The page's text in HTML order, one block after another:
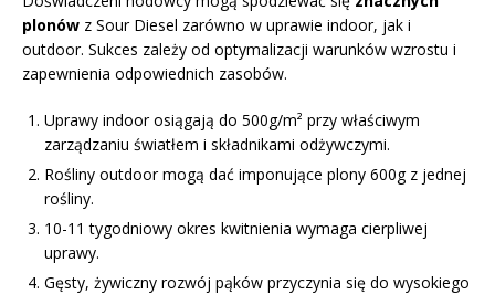
plonów z Sour Diesel zarówno w uprawie indoor, jak i
outdoor. Sukces zależy od optymalizacji warunków wzrostu i
zapewnienia odpowiednich zasobów.
Uprawy indoor osiągają do 500g/m² przy właściwym
zarządzaniu światłem i składnikami odżywczymi.
Rośliny outdoor mogą dać imponujące plony 600g z jednej
rośliny.
10-11 tygodniowy okres kwitnienia wymaga cierpliwej
uprawy.
Gęsty, żywiczny rozwój pąków przyczynia się do wysokiego